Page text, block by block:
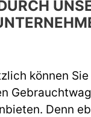
können
Denn